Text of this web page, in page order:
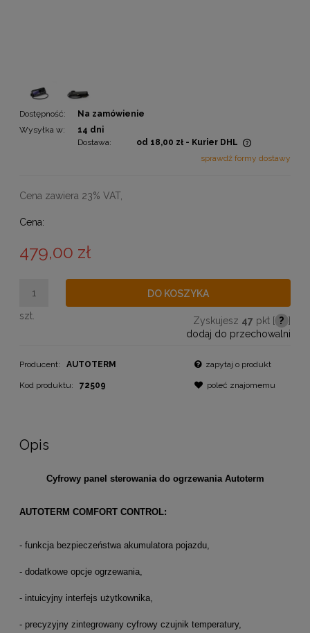
Dostępność:
Na zamówienie
Wysyłka w:
14 dni
Dostawa:
od 18,00 zł - Kurier DHL
Cena nie zawiera ewentualnych kosztów płatności
sprawdź formy dostawy
Cena zawiera 23% VAT,
Cena:
479,00 zł
szt.
DO KOSZYKA
Zyskujesz 47 pkt [ ? ]
dodaj do przechowalni
Producent: AUTOTERM
Kod produktu: 72509
zapytaj o produkt
poleć znajomemu
Opis
Cyfrowy panel sterowania do ogrzewania Autoterm
AUTOTERM COMFORT CONTROL:
- funkcja bezpieczeństwa akumulatora pojazdu,
- dodatkowe opcje ogrzewania,
- intuicyjny interfejs użytkownika,
- precyzyjny zintegrowany cyfrowy czujnik temperatury,